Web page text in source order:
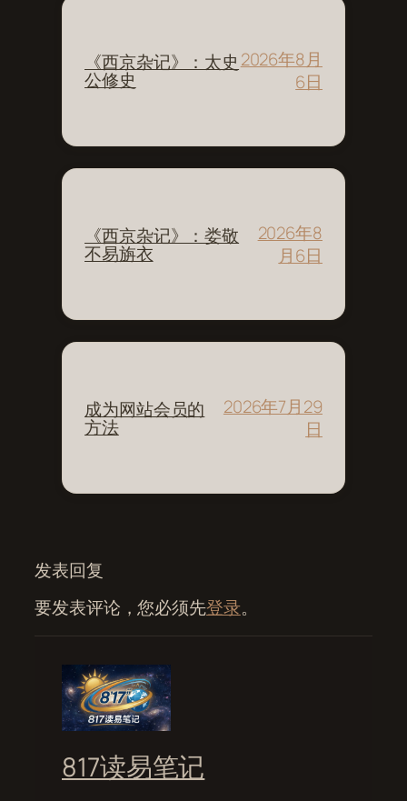
《西京杂记》：太史
公修史
2026年8月
6日
《西京杂记》：娄敬
不易旃衣
2026年8
月6日
成为网站会员的
方法
2026年7月29
日
发表回复
要发表评论，您必须先登录。
817读易笔记